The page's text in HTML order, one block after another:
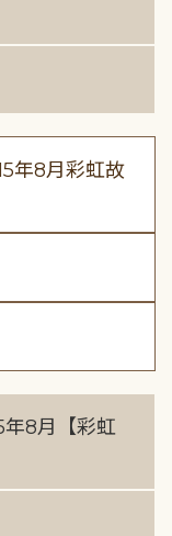
年8月彩虹故
年8月【彩虹